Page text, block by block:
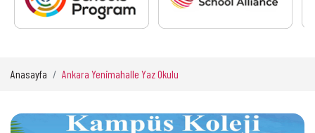
Anasayfa Ankara Yenimahalle Yaz Okulu